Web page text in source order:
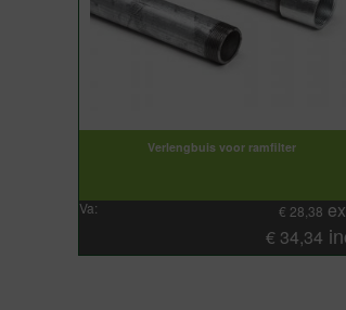
Verlengbuis voor ramfilter
Va: € 28,38
€ 34,34